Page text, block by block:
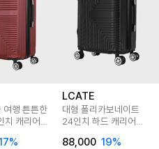
여행 튼튼한
치 캐리어
%
LCATE
대형 폴리카보네이트
24인치 하드 캐리어
88,000 19%